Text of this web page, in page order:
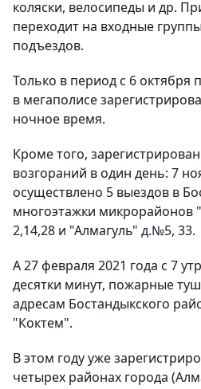
коляски, велосипеды и др.
переходит на входные
подъездов.
Только в период с 6 октября
в мегаполисе
ночное время.
Кроме того,
возгораний в один день: 7
осуществлено 5 выездов в
многоэтажки
2,14,28 и "Алмагуль" д.№5, 33.
А 27 февраля 2021 года с 7
десятки минут, пожарные
адресам Бостандыкского
"Коктем".
В этом году уже
четырех районах города